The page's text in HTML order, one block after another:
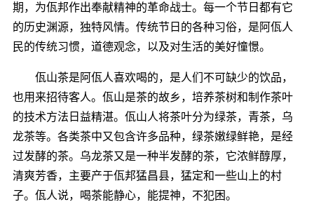
期，为佤邦作出奉献精神的革命战士。每一个节日都有它
的历史渊源，独特风情。传统节日的各种习俗，是阿佤人
民的传统习惯，道德观念，以及对生活的美好憧憬。
佤山茶是阿佤人喜欢喝的，是人们不可缺少的饮品，
也用来招待客人。佤山是茶的故乡，培养茶树和制作茶叶
的技术方法日益精湛。佤山人将茶叶分为绿茶，青茶，乌
龙茶等。各类茶中又包含许多品种，绿茶嫩绿鲜艳，是经
过发酵的茶。乌龙茶又是一种半发酵的茶，它浓鲜醇厚，
清爽芳香，主要产于佤邦猛昌县，猛定和一些山上的村
子。佤人说，喝茶能静心，能提神，不犯困。